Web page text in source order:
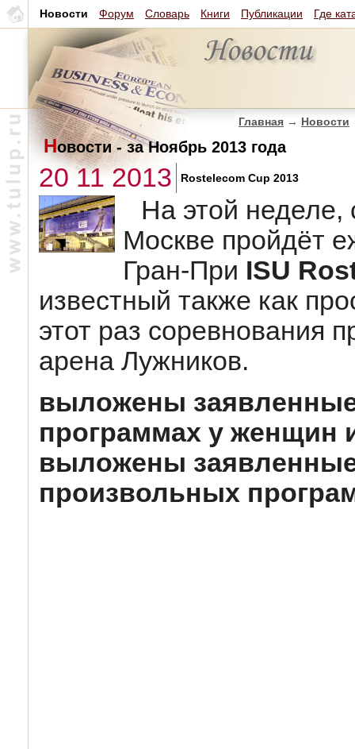
Новости Форум Словарь Книги Публикации Где
Главная → Новости
Новости - за Ноябрь 2013 года
20 11 2013 Rostelecom Cup 2013
На этой неделе,
Москве пройдёт
Гран-При ISU
известный также как
этот раз соревнования
арена Лужников.
выложены
программах у женщин
выложены
произвольных